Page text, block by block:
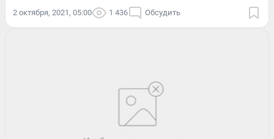
2 октября, 2021, 05:00 1 436 Обсудить